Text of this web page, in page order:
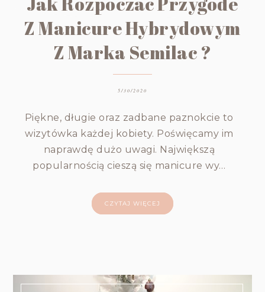
Z Manicure Hybrydowym
Z Marka Semilac ?
5/30/2020
Piękne, długie oraz zadbane paznokcie to
wizytówka każdej kobiety. Poświęcamy im
naprawdę dużo uwagi. Największą
popularnością cieszą się manicure wy…
CZYTAJ WIĘCEJ